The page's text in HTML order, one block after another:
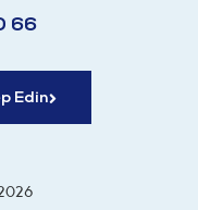
66
Edin